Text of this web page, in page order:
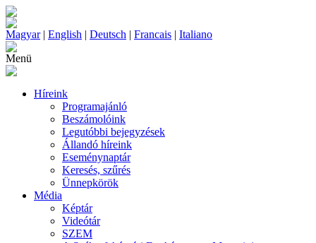
Magyar| English | Deutsch | Francais | Italiano
Menü
Híreink
Programajánló
Beszámolóink
Legutóbbi bejegyzések
Állandó híreink
Eseménynaptár
Keresés, szűrés
Ünnepkörök
Média
Képtár
Videótár
SZEM